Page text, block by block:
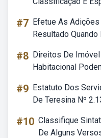
#7 Efetue As
Resultado
#8 Direitos De
Habitacional
#9 Estatuto Dos
De Teresina Nº
#10 Classifique
De Alguns